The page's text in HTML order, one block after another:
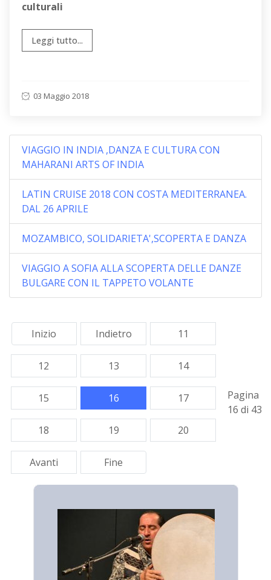
culturali
03 Maggio 2018
Leggi tutto...
VIAGGIO IN INDIA ,DANZA E CULTURA CON
MAHARANI ARTS OF INDIA
LATIN CRUISE 2018 CON COSTA MEDITERRANEA.
DAL 26 APRILE
MOZAMBICO, SOLIDARIETA',SCOPERTA E DANZA
VIAGGIO A SOFIA ALLA SCOPERTA DELLE DANZE
BULGARE CON IL TAPPETO VOLANTE
Inizio Indietro 11
12 13 14
15 16 17
18 19 20
Avanti Fine
Pagina
16 di 43